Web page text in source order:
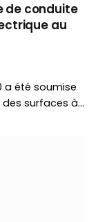
de conduite
au
a été soumise
surfaces à…